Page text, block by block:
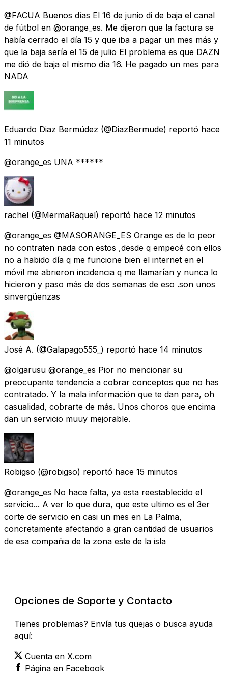
@FACUA Buenos días El 16 de junio di de baja el canal
de fútbol en @orange_es. Me dijeron que la factura se
había cerrado el día 15 y que iba a pagar un mes más y
que la baja sería el 15 de julio El problema es que DAZN
me dió de baja el mismo día 16. He pagado un mes para
NADA
Eduardo Diaz Bermúdez (@DiazBermude) reportó hace
11 minutos
@orange_es UNA ******
rachel (@MermaRaquel) reportó hace 12 minutos
@orange_es @MASORANGE_ES Orange es de lo peor
no contraten nada con estos ,desde q empecé con ellos
no a habido día q me funcione bien el internet en el
móvil me abrieron incidencia q me llamarían y nunca lo
hicieron y paso más de dos semanas de eso .son unos
sinvergüenzas
José A. (@Galapago555_) reportó hace 14 minutos
@olgarusu @orange_es Pior no mencionar su
preocupante tendencia a cobrar conceptos que no has
contratado. Y la mala información que te dan para, oh
casualidad, cobrarte de más. Unos choros que encima
dan un servicio muuy mejorable.
Robigso (@robigso) reportó hace 15 minutos
@orange_es No hace falta, ya esta reestablecido el
servicio... A ver lo que dura, que este ultimo es el 3er
corte de servicio en casi un mes en La Palma,
concretamente afectando a gran cantidad de usuarios
de esa compañia de la zona este de la isla
Opciones de Soporte y Contacto
Tienes problemas? Envía tus quejas o busca ayuda
aquí:
Cuenta en X.com
Página en Facebook